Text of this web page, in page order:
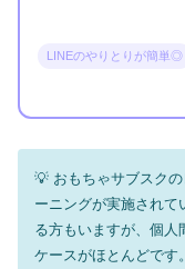
LINEのやりとりが簡単◎
おもちゃサブスク
ーニングが実施されて
る方もいますが、個人
ケースがほとんどです。